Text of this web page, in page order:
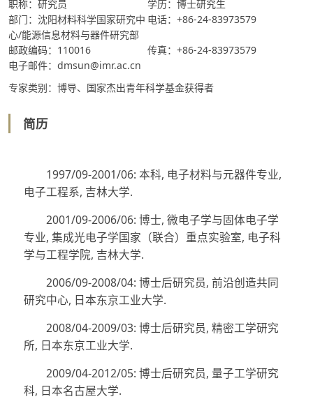
职称：研究员
学历：博士研究生
部门：沈阳材料科学国家研究中
心/能源信息材料与器件研究部
电话：+86-24-83973579
邮政编码：110016
传真：+86-24-83973579
电子邮件：dmsun@imr.ac.cn
专家类别：博导、国家杰出青年科学基金获得者
简历
1997/09-2001/06: 本科, 电子材料与元器件专业,
电子工程系, 吉林大学.
2001/09-2006/06: 博士, 微电子学与固体电子学
专业, 集成光电子学国家（联合）重点实验室, 电子科
学与工程学院, 吉林大学.
2006/09-2008/04: 博士后研究员, 前沿创造共同
研究中心, 日本东京工业大学.
2008/04-2009/03: 博士后研究员, 精密工学研究
所, 日本东京工业大学.
2009/04-2012/05: 博士后研究员, 量子工学研究
科, 日本名古屋大学.